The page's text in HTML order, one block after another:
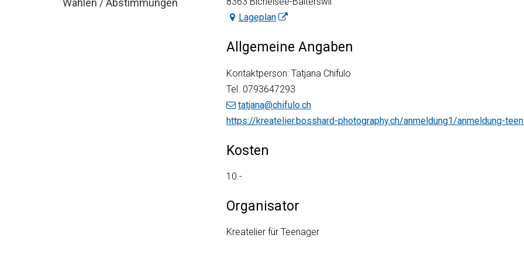
Wahlen / Abstimmungen
Lageplan
Allgemeine Angaben
Kontaktperson: Tatjana Chifulo
Tel. 0793647293
tatjana@chifulo.ch
https://kreatelier.bosshard-photography.ch/anmeldung1/anmeldung-
Kosten
10.-
Organisator
Kreatelier für Teenager